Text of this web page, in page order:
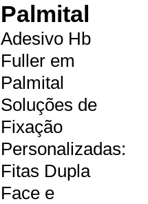
Palmital
Adesivo Hb
Fuller em
Palmital
Soluções de
Fixação
Personalizadas:
Fitas Dupla
Face e